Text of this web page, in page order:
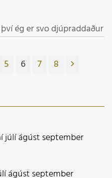
ég er svo djúpraddaður
5 6 7 8
júlíágúst september
ágúst september